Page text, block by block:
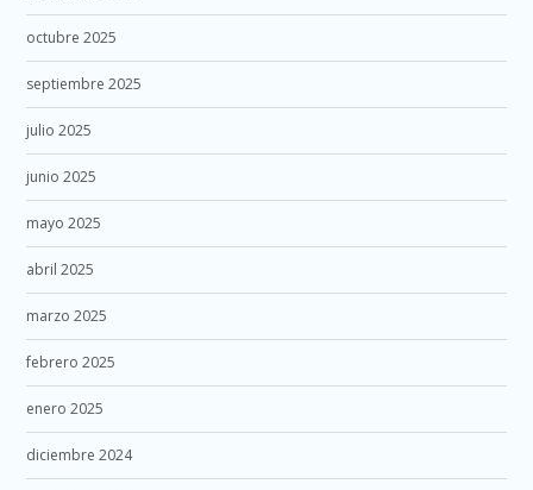
octubre 2025
septiembre 2025
julio 2025
junio 2025
mayo 2025
abril 2025
marzo 2025
febrero 2025
enero 2025
diciembre 2024